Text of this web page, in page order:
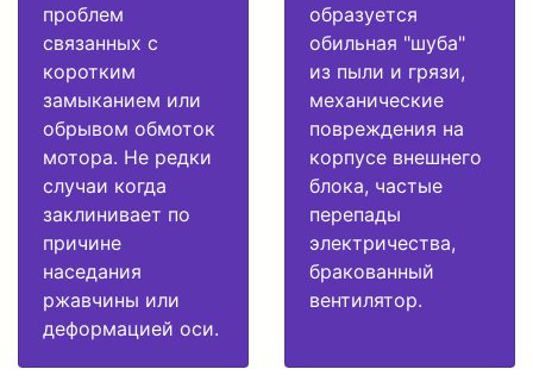
проблем
связанных с
коротким
замыканием или
обрывом обмоток
мотора. Не редки
случаи когда
заклинивает по
причине
наседания
ржавчины или
деформацией оси.
образуется
обильная "шуба"
из пыли и грязи,
механические
повреждения на
корпусе внешнего
блока, частые
перепады
электричества,
бракованный
вентилятор.